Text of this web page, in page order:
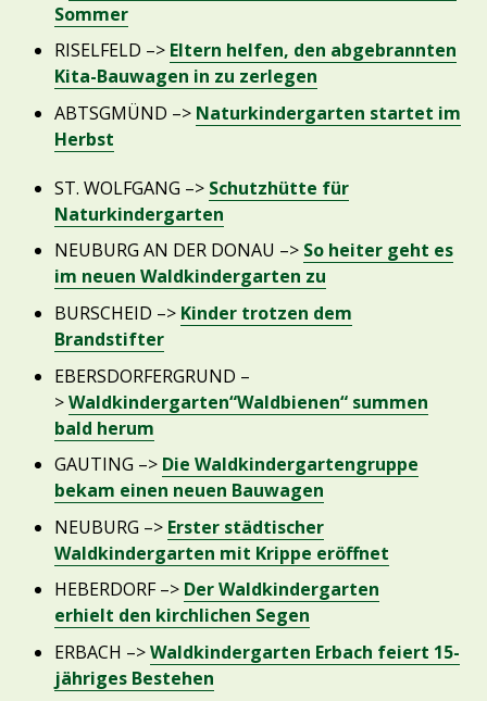
Sommer
RISELFELD –> Eltern helfen, den abgebrannten
Kita-Bauwagen in zu zerlegen
ABTSGMÜND –> Naturkindergarten startet im
Herbst
ST. WOLFGANG –> Schutzhütte für
Naturkindergarten
NEUBURG AN DER DONAU –> So heiter geht es
im neuen Waldkindergarten zu
BURSCHEID –> Kinder trotzen dem
Brandstifter
EBERSDORFERGRUND –
>Waldkindergarten“Waldbienen“ summen
bald herum
GAUTING –> Die Waldkindergartengruppe
bekam einen neuen Bauwagen
NEUBURG –> Erster städtischer
Waldkindergarten mit Krippe eröffnet
HEBERDORF –> Der Waldkindergarten
erhielt den kirchlichen Segen
ERBACH –>Waldkindergarten Erbach feiert 15-
jähriges Bestehen